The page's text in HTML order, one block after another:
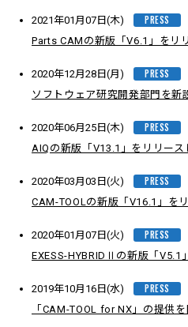
2021年01月07日(木) PRESS
Parts CAMの新版「V6.1」をリ
2020年12月28日(月) PRESS
ソフトウェア研究開発部門を新
2020年06月25日(木) PRESS
AIQの新版「V13.1」をリリース
2020年03月03日(火) PRESS
CAM-TOOLの新版「V16.1」を
2020年01月07日(火) PRESS
EXESS-HYBRIDⅡの新版「V5.1
2019年10月16日(水) PRESS
「CAM-TOOL for NX」の提供を